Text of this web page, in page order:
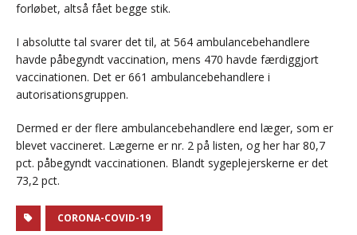
forløbet, altså fået begge stik.
I absolutte tal svarer det til, at 564 ambulancebehandlere
havde påbegyndt vaccination, mens 470 havde færdiggjort
vaccinationen. Det er 661 ambulancebehandlere i
autorisationsgruppen.
Dermed er der flere ambulancebehandlere end læger, som er
blevet vaccineret. Lægerne er nr. 2 på listen, og her har 80,7
pct. påbegyndt vaccinationen. Blandt sygeplejerskerne er det
73,2 pct.
CORONA-COVID-19